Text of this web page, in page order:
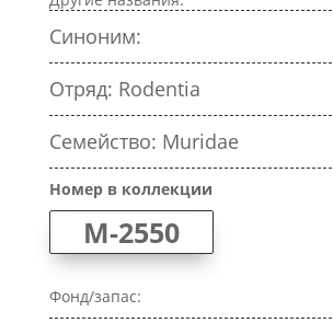
Синоним:
Отряд: Rodentia
Семейство: Muridae
Номер в коллекции
M-2550
Фонд/запас: